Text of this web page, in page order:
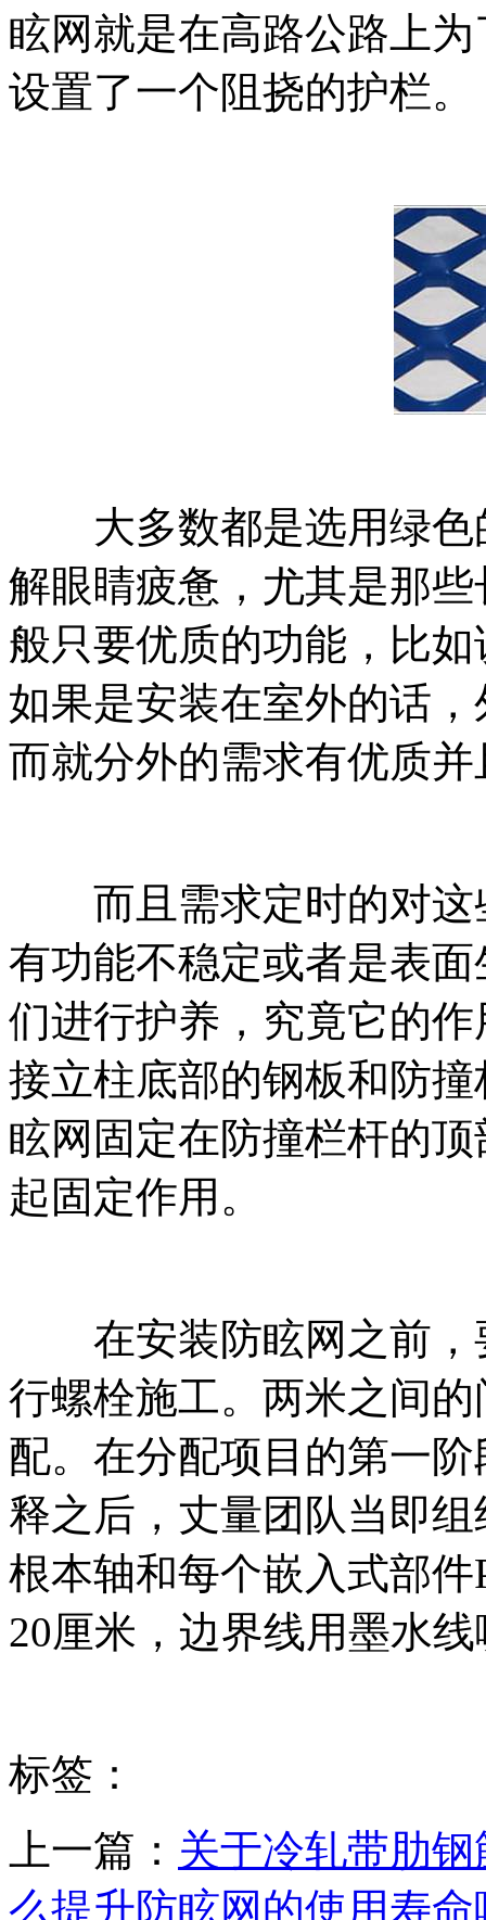
眩网就是在高路公路上
设置了一个阻挠的护栏。
大多数都是选用绿色
解眼睛疲惫，尤其是那
般只要优质的功能，比
如果是安装在室外的话
而就分外的需求有优质
而且需求定时的对这
有功能不稳定或者是表
们进行护养，究竟它的
接立柱底部的钢板和防
眩网固定在防撞栏杆的
起固定作用。
在安装防眩网之前，
行螺栓施工。两米之间
配。在分配项目的第一
释之后，丈量团队当即
根本轴和每个嵌入式部
20厘米，边界线用墨水
标签：
上一篇： 关于冷轧带肋
么提升防眩网​的使用寿命